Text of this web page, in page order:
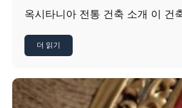
옥시타니아 전통 건축 소개 이 건
더 읽기